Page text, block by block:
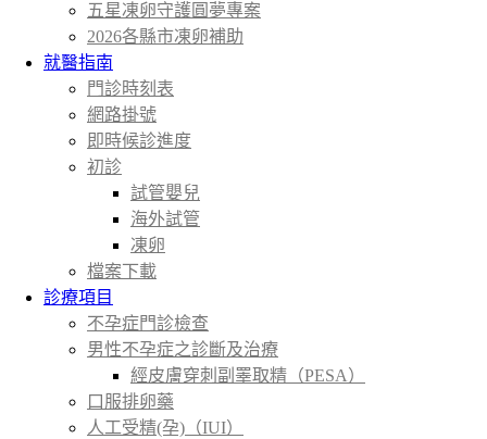
五星凍卵守護圓夢專案
2026各縣市凍卵補助
就醫指南
門診時刻表
網路掛號
即時候診進度
初診
試管嬰兒
海外試管
凍卵
檔案下載
診療項目
不孕症門診檢查
男性不孕症之診斷及治療
經皮膚穿刺副睪取精（PESA）
口服排卵藥
人工受精(孕)（IUI）